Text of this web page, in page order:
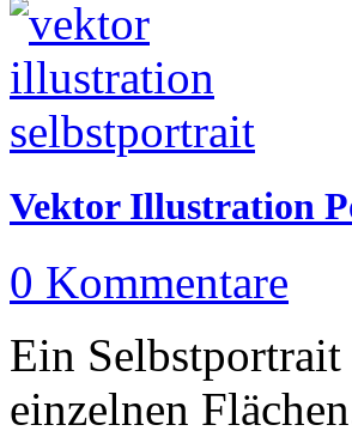
Vektor Illustration
0 Kommentare
Ein
einzelnen